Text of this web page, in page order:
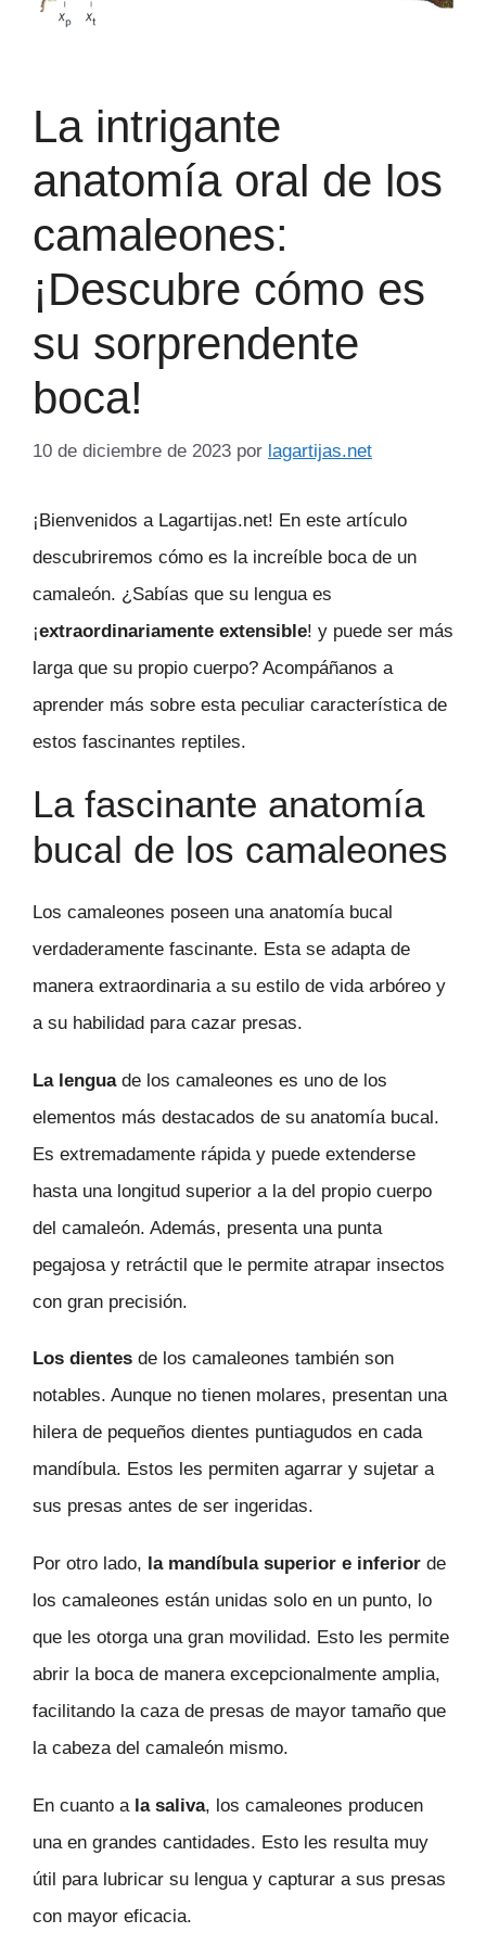
La intrigante
anatomía oral de los
camaleones:
¡Descubre cómo es
su sorprendente
boca!
10 de diciembre de 2023 por lagartijas.net
¡Bienvenidos a Lagartijas.net! En este artículo
descubriremos cómo es la increíble boca de un
camaleón. ¿Sabías que su lengua es
¡extraordinariamente extensible! y puede ser más
larga que su propio cuerpo? Acompáñanos a
aprender más sobre esta peculiar característica de
estos fascinantes reptiles.
La fascinante anatomía
bucal de los camaleones
Los camaleones poseen una anatomía bucal
verdaderamente fascinante. Esta se adapta de
manera extraordinaria a su estilo de vida arbóreo y
a su habilidad para cazar presas.
La lenguade los camaleones es uno de los
elementos más destacados de su anatomía bucal.
Es extremadamente rápida y puede extenderse
hasta una longitud superior a la del propio cuerpo
del camaleón. Además, presenta una punta
pegajosa y retráctil que le permite atrapar insectos
con gran precisión.
Los dientes de los camaleones también son
notables. Aunque no tienen molares, presentan una
hilera de pequeños dientes puntiagudos en cada
mandíbula. Estos les permiten agarrar y sujetar a
sus presas antes de ser ingeridas.
Por otro lado, la mandíbula superior e inferior de
los camaleones están unidas solo en un punto, lo
que les otorga una gran movilidad. Esto les permite
abrir la boca de manera excepcionalmente amplia,
facilitando la caza de presas de mayor tamaño que
la cabeza del camaleón mismo.
En cuanto a la saliva, los camaleones producen
una en grandes cantidades. Esto les resulta muy
útil para lubricar su lengua y capturar a sus presas
con mayor eficacia.